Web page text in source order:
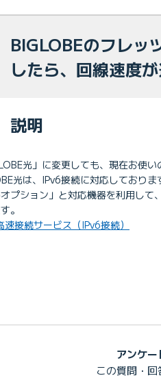
BIGLOBEのフレッ
したら、回線速度
説明
光」に変更しても、現在お使
光は、IPv6接続に対応しておりま
オプション」と対応機器を利用し
。
速接続サービス（IPv6接続）
アンケ
この質問・回